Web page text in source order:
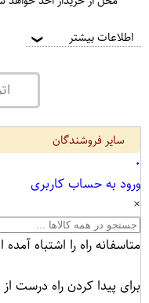
اطلاعات بیشتر ❯
سایر فروشندگان
۰
ورود به حساب کاربری
×
متاسفانه راه را اشتباه آمده
برای پیدا کردن راه درست